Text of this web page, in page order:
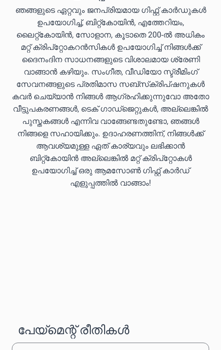
ഞങ്ങളുടെ ഏറ്റവും ജനപ്രിയമായ ഗിഫ്റ്റ് കാർഡുകൾ
ഉപയോഗിച്ച്, ബിറ്റ്കോയിൻ, എത്തേറിയം,
ലൈറ്റ്കോയിൻ, സോളാന, കൂടാതെ 200-ൽ അധികം
മറ്റ് ക്രിപ്‌റ്റോകറൻസികൾ ഉപയോഗിച്ച് നിങ്ങൾക്ക്
ദൈനംദിന സാധനങ്ങളുടെ വിശാലമായ ശ്രേണി
വാങ്ങാൻ കഴിയും. സംഗീത, വീഡിയോ സ്ട്രീമിംഗ്
സേവനങ്ങളുടെ പ്രതിമാസ സബ്‌സ്‌ക്രിപ്‌ഷനുകൾ
കവർ ചെയ്യാൻ നിങ്ങൾ ആഗ്രഹിക്കുന്നുവോ അതോ
വീട്ടുപകരണങ്ങൾ, ടെക് ഗാഡ്‌ജെറ്റുകൾ, അല്ലെങ്കിൽ
പുസ്തകങ്ങൾ എന്നിവ വാങ്ങേണ്ടതുണ്ടോ, ഞങ്ങൾ
നിങ്ങളെ സഹായിക്കും. ഉദാഹരണത്തിന്, നിങ്ങൾക്ക്
ആവശ്യമുള്ള ഏത് കാര്യവും ലഭിക്കാൻ
ബിറ്റ്കോയിൻ അല്ലെങ്കിൽ മറ്റ് ക്രിപ്‌റ്റോകൾ
ഉപയോഗിച്ച് ഒരു ആമസോൺ ഗിഫ്റ്റ് കാർഡ്
എളുപ്പത്തിൽ വാങ്ങാം!
പേയ്‌മെന്റ് രീതികൾ